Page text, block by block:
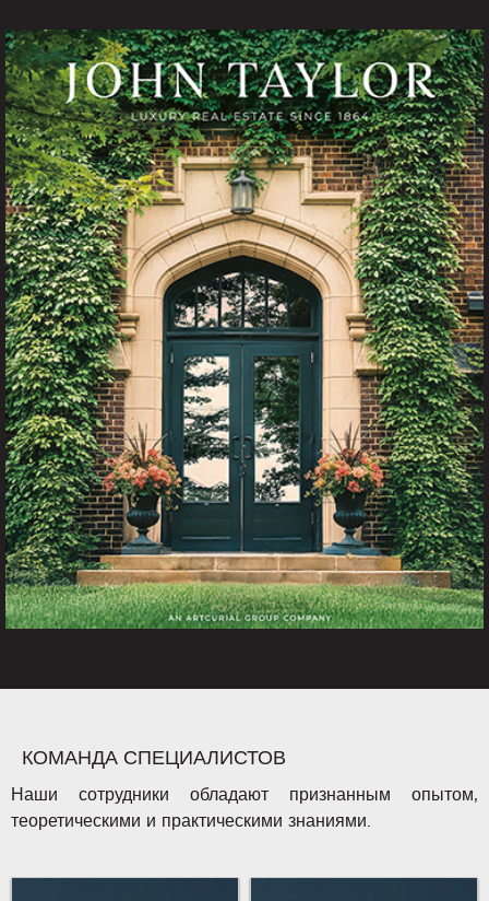
КОМАНДА СПЕЦИАЛИСТОВ
Наши сотрудники обладают признанным опытом,
теоретическими и практическими знаниями.